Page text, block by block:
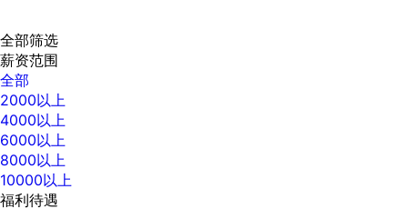
全部筛选
薪资范围
全部
2000以上
4000以上
6000以上
8000以上
10000以上
福利待遇